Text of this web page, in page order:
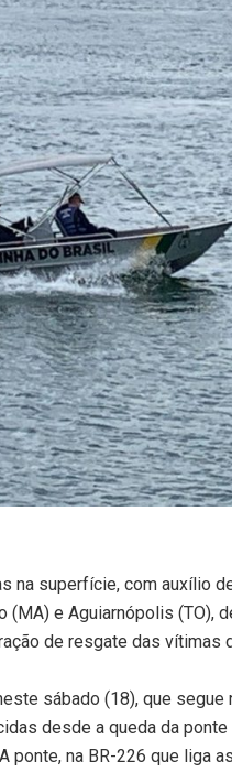
na superfície, com auxílio
(MA) e Aguiarnópolis (TO),
de resgate das vítimas
sábado (18), que
desde a queda da
ponte, na BR-226 que liga